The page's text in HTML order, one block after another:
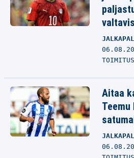
TOIMITUS
Aitaa